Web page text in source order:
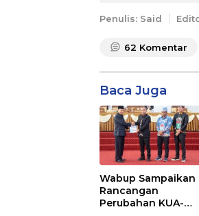
Penulis: Said
62 Komentar
Baca Juga
Wabup Sampaikan
Rancangan
Perubahan KUA-